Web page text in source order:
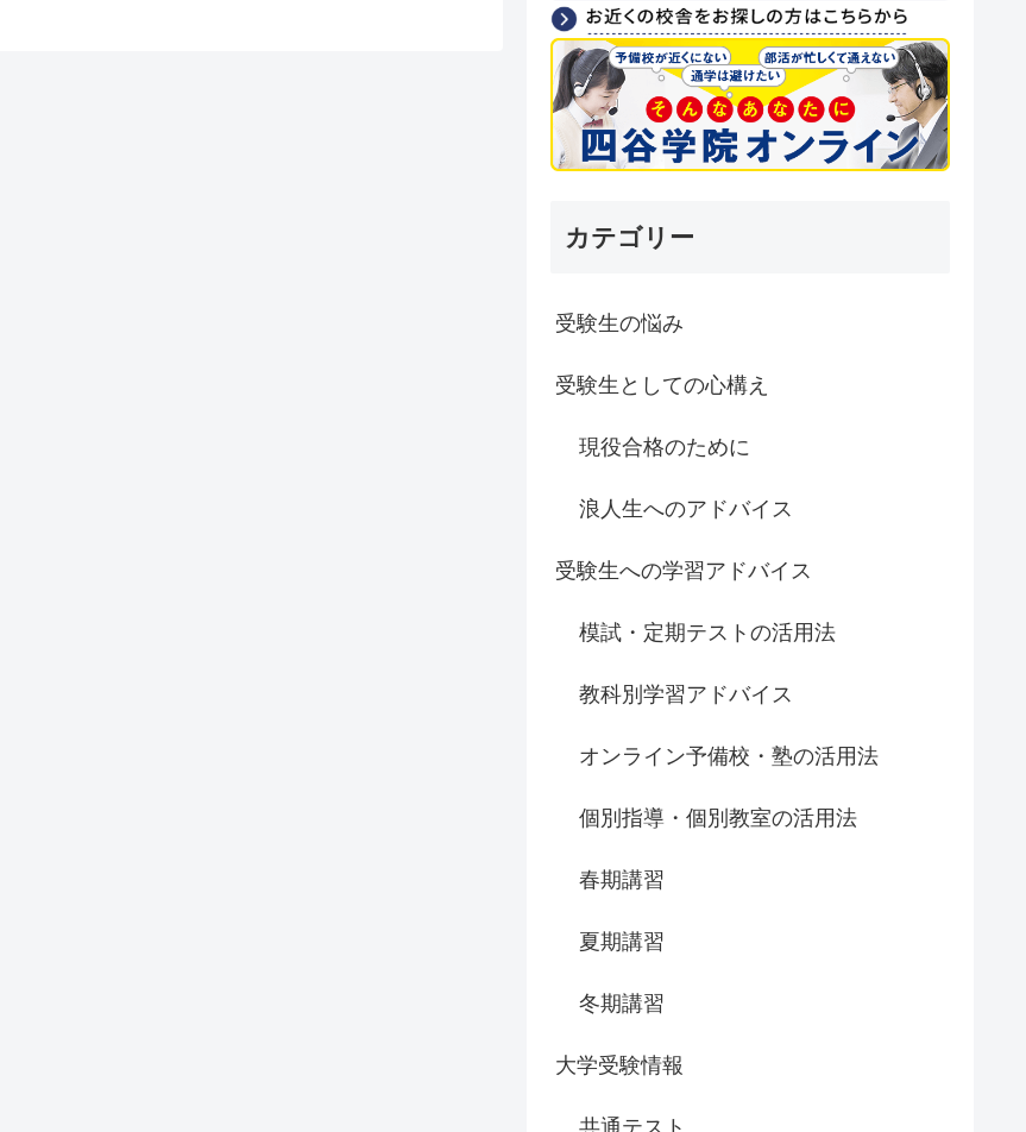
カテゴリー
受験生の悩み
受験生としての心構え
現役合格のために
浪人生へのアドバイス
受験生への学習アドバイス
模試・定期テストの活用法
教科別学習アドバイス
オンライン予備校・塾の活用法
個別指導・個別教室の活用法
春期講習
夏期講習
冬期講習
大学受験情報
共通テスト